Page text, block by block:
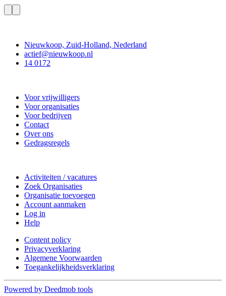
Nieuwkoop, Zuid-Holland, Nederland
actief@nieuwkoop.nl
14 0172
Voor vrijwilligers
Voor organisaties
Voor bedrijven
Contact
Over ons
Gedragsregels
Activiteiten / vacatures
Zoek Organisaties
Organisatie toevoegen
Account aanmaken
Log in
Help
Content policy
Privacyverklaring
Algemene Voorwaarden
Toegankelijkheidsverklaring
Powered by Deedmob tools